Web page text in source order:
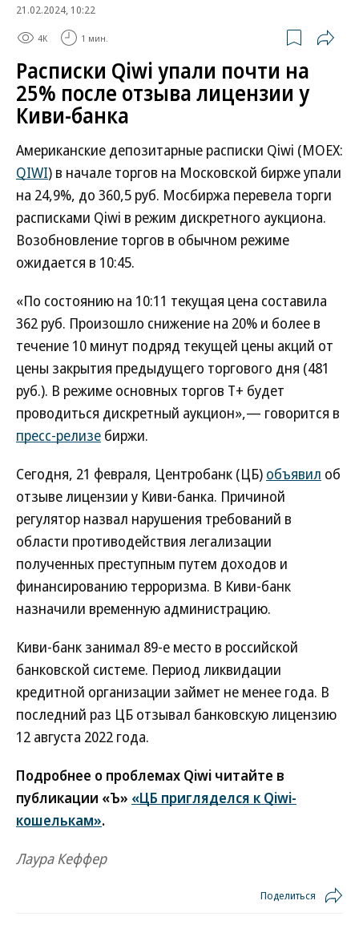
21.02.2024, 10:22
4K 1 мин.
Расписки Qiwi упали почти на
25% после отзыва лицензии у
Киви-банка
Американские депозитарные расписки Qiwi (MOEX:
QIWI) в начале торгов на Московской бирже упали
на 24,9%, до 360,5 руб. Мосбиржа перевела торги
расписками Qiwi в режим дискретного аукциона.
Возобновление торгов в обычном режиме
ожидается в 10:45.
«По состоянию на 10:11 текущая цена составила
362 руб. Произошло снижение на 20% и более в
течение 10 минут подряд текущей цены акций от
цены закрытия предыдущего торгового дня (481
руб.). В режиме основных торгов T+ будет
проводиться дискретный аукцион»,— говорится в
пресс-релизе биржи.
Сегодня, 21 февраля, Центробанк (ЦБ) объявил об
отзыве лицензии у Киви-банка. Причиной
регулятор назвал нарушения требований в
области противодействия легализации
полученных преступным путем доходов и
финансированию терроризма. В Киви-банк
назначили временную администрацию.
Киви-банк занимал 89-е место в российской
банковской системе. Период ликвидации
кредитной организации займет не менее года. В
последний раз ЦБ отзывал банковскую лицензию
12 августа 2022 года.
Подробнее о проблемах Qiwi читайте в
публикации «Ъ» «ЦБ пригляделся к Qiwi-
кошелькам».
Лаура Кеффер
Поделиться